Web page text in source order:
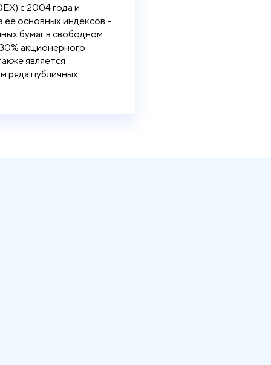
с 2004 года и
ее основных индексов –
бумаг в свободном
акционерного
является
ряда публичных